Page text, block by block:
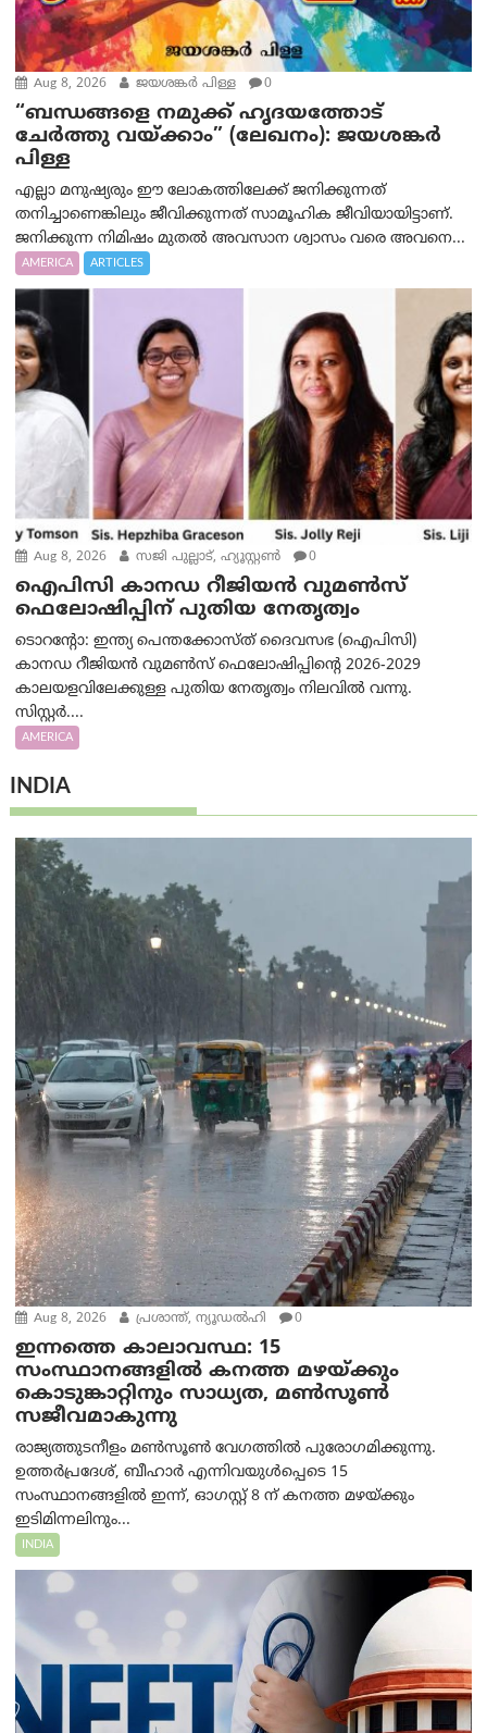
Aug 8, 2026 ജയശങ്കര്‍ പിള്ള 0
“ബന്ധങ്ങളെ നമുക്ക് ഹൃദയത്തോട്
ചേർത്തു വയ്ക്കാം” (ലേഖനം): ജയശങ്കര്‍
പിള്ള
എല്ലാ മനുഷ്യരും ഈ ലോകത്തിലേക്ക് ജനിക്കുന്നത്
തനിച്ചാണെങ്കിലും ജീവിക്കുന്നത് സാമൂഹിക ജീവിയായിട്ടാണ്.
ജനിക്കുന്ന നിമിഷം മുതൽ അവസാന ശ്വാസം വരെ അവനെ...
AMERICA ARTICLES
Aug 8, 2026 സജി പുല്ലാട്, ഹ്യൂസ്റ്റൺ 0
ഐപിസി കാനഡ റീജിയൻ വുമൺസ്
ഫെലോഷിപ്പിന് പുതിയ നേതൃത്വം
ടൊറന്റോ: ഇന്ത്യ പെന്തക്കോസ്ത് ദൈവസഭ (ഐപിസി)
കാനഡ റീജിയൻ വുമൺസ് ഫെലോഷിപ്പിന്റെ 2026-2029
കാലയളവിലേക്കുള്ള പുതിയ നേതൃത്വം നിലവിൽ വന്നു.
സിസ്റ്റർ....
AMERICA
INDIA
Aug 8, 2026 പ്രശാന്ത്, ന്യൂഡല്‍ഹി 0
ഇന്നത്തെ കാലാവസ്ഥ: 15
സംസ്ഥാനങ്ങളിൽ കനത്ത മഴയ്ക്കും
കൊടുങ്കാറ്റിനും സാധ്യത, മൺസൂൺ
സജീവമാകുന്നു
രാജ്യത്തുടനീളം മൺസൂൺ വേഗത്തിൽ പുരോഗമിക്കുന്നു.
ഉത്തർപ്രദേശ്, ബീഹാർ എന്നിവയുൾപ്പെടെ 15
സംസ്ഥാനങ്ങളിൽ ഇന്ന്, ഓഗസ്റ്റ് 8 ന് കനത്ത മഴയ്ക്കും
ഇടിമിന്നലിനും...
INDIA